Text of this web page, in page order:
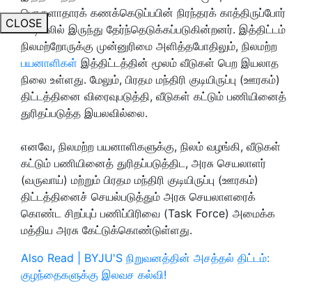
CLOSE
பொருளாதாரக் கணக்கெடுப்பபின் நிரந்தரக் காத்திருப்போர்
பட்டியலில் இருந்து தேர்ந்தெடுக்கப்படுகின்றனர். இத்திட்டம்
நிலமற்றோருக்கு முன்னுரிமை அளித்தபோதிலும், நிலமற்ற
பயனாளிகள் இத்திட்டத்தின் மூலம் வீடுகள் பெற இயலாத
நிலை உள்ளது. மேலும், பிரதம மந்திரி குடியிருப்பு (ஊரகம்)
திட்டத்தினை விரைவுபடுத்தி, வீடுகள் கட்டும் பணியினைத்
துரிதப்படுத்த இயலவில்லை.
எனவே, நிலமற்ற பயனாளிகளுக்கு, நிலம் வழங்கி, வீடுகள்
கட்டும் பணியினைத் துரிதப்படுத்திட, அரசு செயலாளர்
(வருவாய்) மற்றும் பிரதம மந்திரி குடியிருப்பு (ஊரகம்)
திட்டத்தினைச் செயல்படுத்தும் அரசு செயலாளரைக்
கொண்ட சிறப்புப் பணிப்பிரிவை (Task Force) அமைக்க
மத்திய அரசு கேட்டுக்கொண்டுள்ளது.
Also Read | BYJU'S நிறுவனத்தின் அசத்தல் திட்டம்:
குழந்தைகளுக்கு இலவச கல்வி!